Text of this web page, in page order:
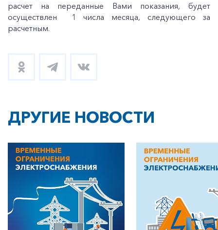
расчет на переданные Вами показания, будет
осуществлен 1 числа месяца, следующего за
расчетным.
ДРУГИЕ НОВОСТИ